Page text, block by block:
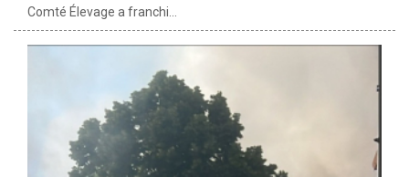
Comté Élevage a franchi...